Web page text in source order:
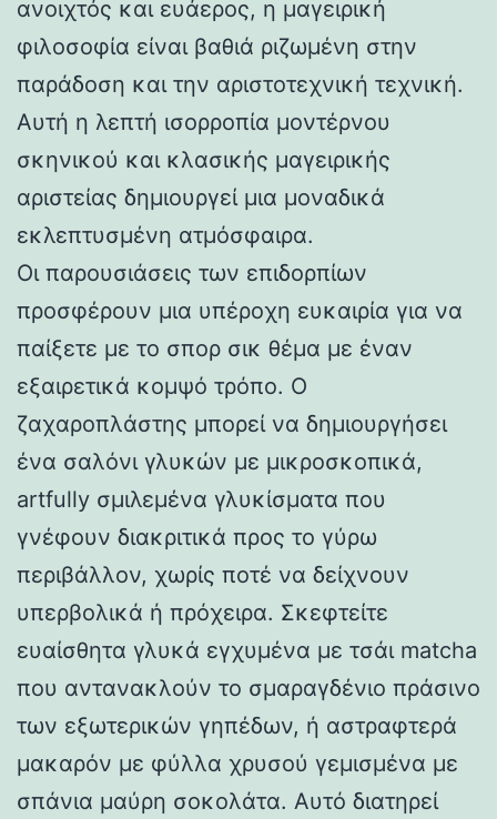
ανοιχτός και ευάερος, η μαγειρική
φιλοσοφία είναι βαθιά ριζωμένη στην
παράδοση και την αριστοτεχνική τεχνική.
Αυτή η λεπτή ισορροπία μοντέρνου
σκηνικού και κλασικής μαγειρικής
αριστείας δημιουργεί μια μοναδικά
εκλεπτυσμένη ατμόσφαιρα.
Οι παρουσιάσεις των επιδορπίων
προσφέρουν μια υπέροχη ευκαιρία για να
παίξετε με το σπορ σικ θέμα με έναν
εξαιρετικά κομψό τρόπο. Ο
ζαχαροπλάστης μπορεί να δημιουργήσει
ένα σαλόνι γλυκών με μικροσκοπικά,
artfully σμιλεμένα γλυκίσματα που
γνέφουν διακριτικά προς το γύρω
περιβάλλον, χωρίς ποτέ να δείχνουν
υπερβολικά ή πρόχειρα. Σκεφτείτε
ευαίσθητα γλυκά εγχυμένα με τσάι matcha
που αντανακλούν το σμαραγδένιο πράσινο
των εξωτερικών γηπέδων, ή αστραφτερά
μακαρόν με φύλλα χρυσού γεμισμένα με
σπάνια μαύρη σοκολάτα. Αυτό διατηρεί